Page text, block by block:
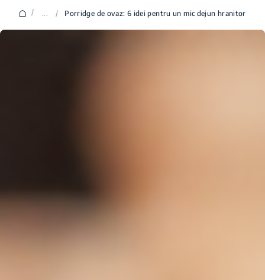
/ ... / Porridge de ovaz: 6 idei pentru un mic dejun hranitor